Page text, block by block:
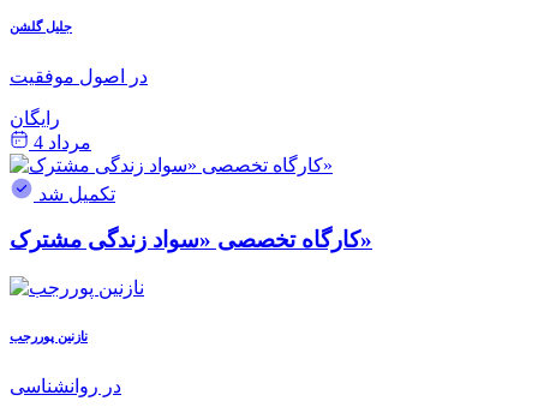
جلیل گلشن
در اصول موفقیت
رایگان
مرداد 4
تکمیل شد
کارگاه تخصصی «سواد زندگی مشترک»
نازنین پوررجب
در روانشناسی